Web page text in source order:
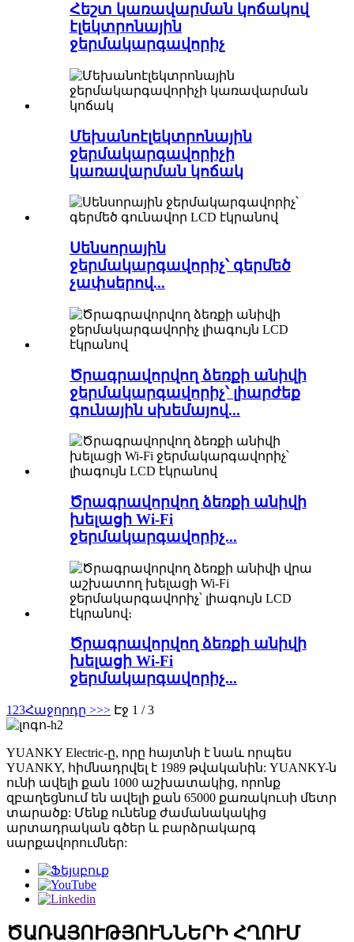
Հեշտ կառավարման կոճակով
էլեկտրոնային
ջերմակարգավորիչ
Մեխանոէլեկտրոնային
ջերմակարգավորիչի
կառավարման կոճակ
Սենսորային
ջերմակարգավորիչ՝ գերմեծ
չափսերով...
Ծրագրավորվող ձեռքի անիվի
ջերմակարգավորիչ՝ լիարժեք
գունային սխեմայով...
Ծրագրավորվող ձեռքի անիվի
խելացի Wi-Fi
ջերմակարգավորիչ...
Ծրագրավորվող ձեռքի անիվի
խելացի Wi-Fi
ջերմակարգավորիչ...
1 23Հաջորդը >>> Էջ 1 / 3
YUANKY Electric-ը, որը հայտնի է նաև որպես
YUANKY, հիմնադրվել է 1989 թվականին: YUANKY-ն
ունի ավելի քան 1000 աշխատակից, որոնք
զբաղեցնում են ավելի քան 65000 քառակուսի մետր
տարածք: Մենք ունենք ժամանակակից
արտադրական գծեր և բարձրակարգ
սարքավորումներ:
ԾԱՌԱՅՈՒԹՅՈՒՆՆԵՐԻ ՀՂՈՒՄ